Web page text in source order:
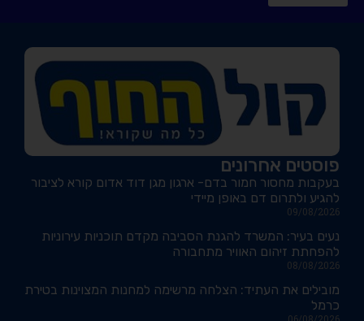
פוסטים אחרונים
בעקבות מחסור חמור בדם- ארגון מגן דוד אדום קורא לציבור
להגיע ולתרום דם באופן מיידי
09/08/2026
נעים בעיר: המשרד להגנת הסביבה מקדם תוכניות עירוניות
להפחתת זיהום האוויר מתחבורה
08/08/2026
מובילים את העתיד: הצלחה מרשימה למחנות המצוינות בטירת
כרמל
06/08/2026